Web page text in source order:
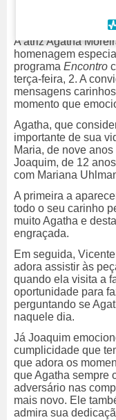
A atrizAgatha
homenagem
programa Encontro
terça-feira, 2. A
mensagens
momento que
Agatha, que
importante de sua
Maria, de nove
Joaquim, de 12
com Mariana
A primeira a
todo o seu carinho
muito Agatha e
engraçada.
Em seguida,
adora assistir às
quando ela visita a
oportunidade para
perguntando se
naquele dia.
Já Joaquim
cumplicidade que
que adora os
que Agatha sempre
adversário nas
mais novo. Ele
admira sua